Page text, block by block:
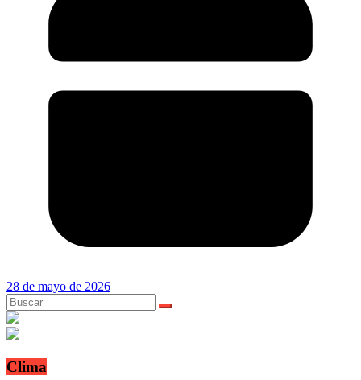
28 de mayo de 2026
Clima